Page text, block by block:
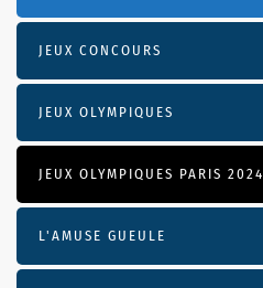
JEUX CONCOURS
JEUX OLYMPIQUES
JEUX OLYMPIQUES PARIS 2024
L'AMUSE GUEULE